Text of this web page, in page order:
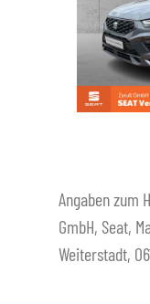
Angaben zum
GmbH, Seat,
Weiterstadt,